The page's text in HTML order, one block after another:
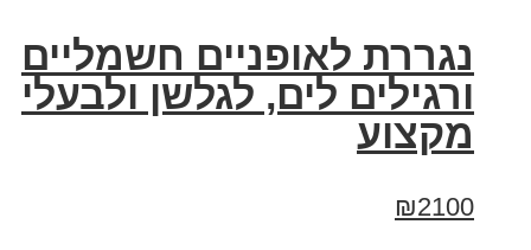
נגררת לאופניים חשמליים
ורגילים לים, לגלשן ולבעלי
מקצוע
₪2100